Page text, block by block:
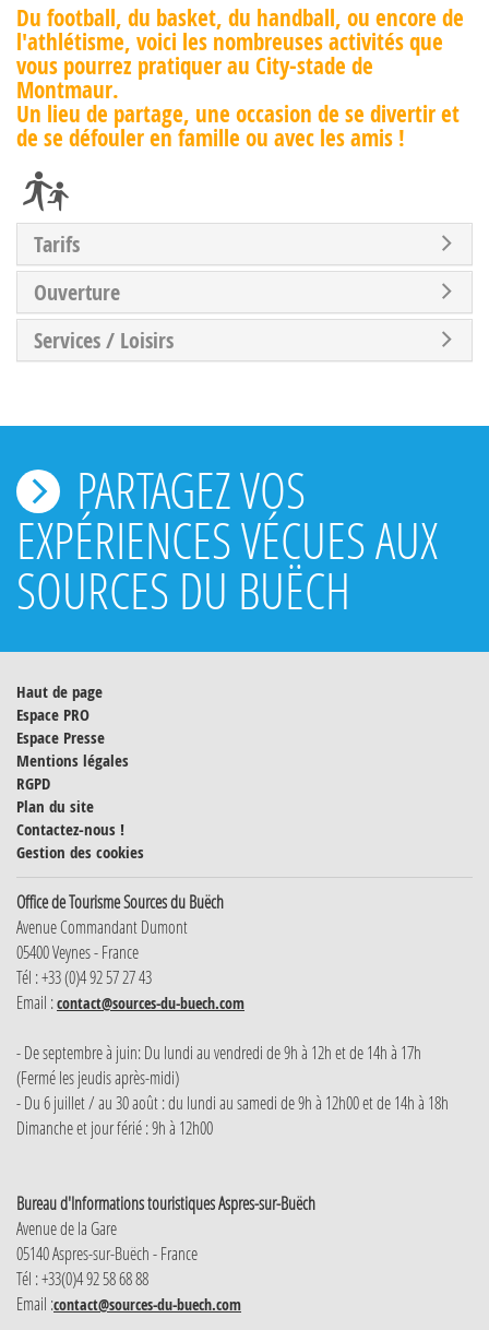
Du football, du basket, du handball, ou encore de
l'athlétisme, voici les nombreuses activités que
vous pourrez pratiquer au City-stade de
Montmaur.
Un lieu de partage, une occasion de se divertir et
de se défouler en famille ou avec les amis !
Tarifs
Ouverture
Services / Loisirs
PARTAGEZ VOS
EXPÉRIENCES VÉCUES AUX
SOURCES DU BUËCH
Haut de page
Espace PRO
Espace Presse
Mentions légales
RGPD
Plan du site
Contactez-nous !
Gestion des cookies
Office de Tourisme Sources du Buëch
Avenue Commandant Dumont
05400 Veynes - France
Tél : +33 (0)4 92 57 27 43
Email :contact@sources-du-buech.com
- De septembre à juin: Du lundi au vendredi de 9h à 12h et de 14h à 17h
(Fermé les jeudis après-midi)
- Du 6 juillet / au 30 août : du lundi au samedi de 9h à 12h00 et de 14h à 18h
Dimanche et jour férié : 9h à 12h00
Bureau d'Informations touristiques Aspres-sur-Buëch
Avenue de la Gare
05140 Aspres-sur-Buëch - France
Tél : +33(0)4 92 58 68 88
Email :contact@sources-du-buech.com